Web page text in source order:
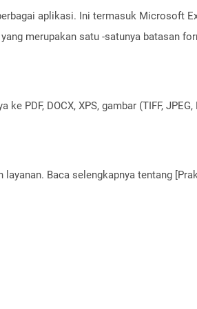
aplikasi. Ini termasuk Microsoft
merupakan satu -satunya batasan
PDF, DOCX, XPS, gambar (TIFF, JPEG,
Baca selengkapnya tentang